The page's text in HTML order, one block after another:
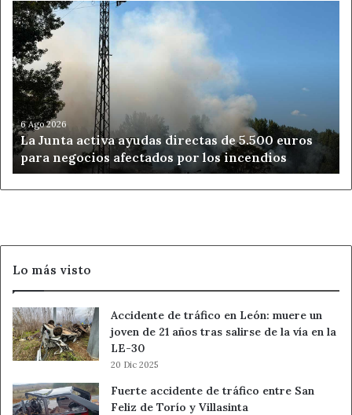
La
Junta
activa
ayudas
directas
de
5.500
euros
para
negocios
afectados
por
6 Ago 2026
La Junta activa ayudas directas de 5.500 euros
para negocios afectados por los incendios
Lo más visto
Accidente de tráfico en León: muere un
joven de 21 años tras salirse de la vía en la
LE-30
20 Dic 2025
Fuerte accidente de tráfico entre San
Feliz de Torío y Villasinta